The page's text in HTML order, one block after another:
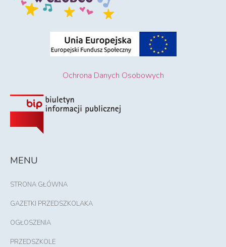
Ochrona Danych Osobowych
MENU
STRONA GŁÓWNA
GAZETKI PRZEDSZKOLAKA
OGŁOSZENIA
PRZEDSZKOLE